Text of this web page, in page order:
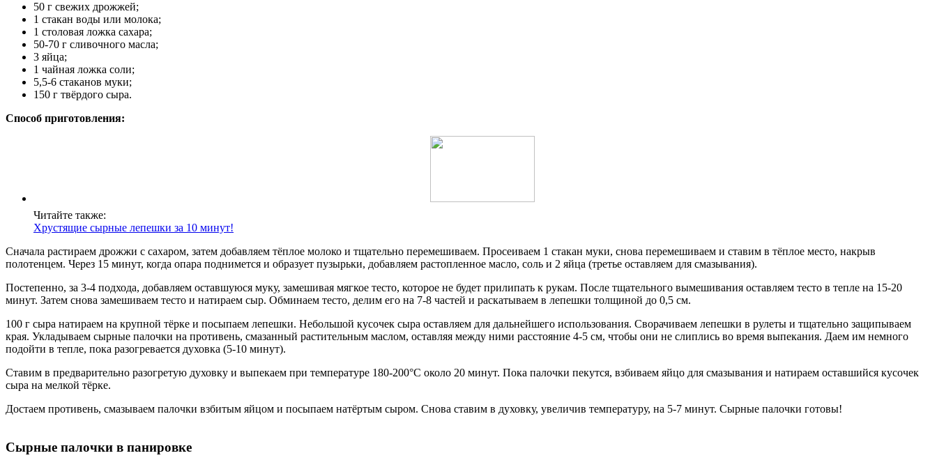
50 г свежих дрожжей;
1 стакан воды или молока;
1 столовая ложка сахара;
50-70 г сливочного масла;
3 яйца;
1 чайная ложка соли;
5,5-6 стаканов муки;
150 г твёрдого сыра.
Способ приготовления:
Читайте также:
Хрустящие сырные лепешки за 10 минут!
Сначала растираем дрожжи с сахаром, затем добавляем тёплое молоко и тщательно перемешиваем. Просеиваем 1 стакан муки, снова перемешиваем и ставим в тёплое место, накрыв
полотенцем. Через 15 минут, когда опара поднимется и образует пузырьки, добавляем растопленное масло, соль и 2 яйца (третье оставляем для смазывания).
Постепенно, за 3-4 подхода, добавляем оставшуюся муку, замешивая мягкое тесто, которое не будет прилипать к рукам. После тщательного вымешивания оставляем тесто в тепле на 15-20
минут. Затем снова замешиваем тесто и натираем сыр. Обминаем тесто, делим его на 7-8 частей и раскатываем в лепешки толщиной до 0,5 см.
100 г сыра натираем на крупной тёрке и посыпаем лепешки. Небольшой кусочек сыра оставляем для дальнейшего использования. Сворачиваем лепешки в рулеты и тщательно защипываем
края. Укладываем сырные палочки на противень, смазанный растительным маслом, оставляя между ними расстояние 4-5 см, чтобы они не слиплись во время выпекания. Даем им немного
подойти в тепле, пока разогревается духовка (5-10 минут).
Ставим в предварительно разогретую духовку и выпекаем при температуре 180-200°C около 20 минут. Пока палочки пекутся, взбиваем яйцо для смазывания и натираем оставшийся кусочек
сыра на мелкой тёрке.
Достаем противень, смазываем палочки взбитым яйцом и посыпаем натёртым сыром. Снова ставим в духовку, увеличив температуру, на 5-7 минут. Сырные палочки готовы!
Сырные палочки в панировке